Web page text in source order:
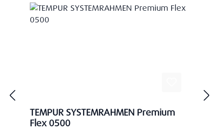
TEMPUR SYSTEMRAHMEN Premium
Flex 0500